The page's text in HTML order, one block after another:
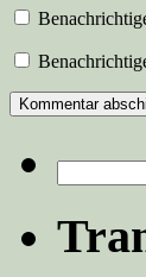
nach: